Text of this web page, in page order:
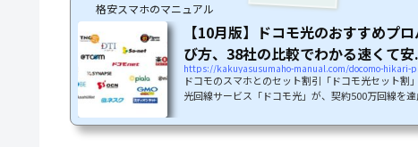
格安スマホのマニュアル
【10月版】ドコモ光のおすすめプ
び方、38社の比較でわかる速くて
https://kakuyasusumaho-manual.com/docomo-hikari-
ドコモのスマホとのセット割引「ドコモ光セット割
光回線サービス「ドコモ光」が、契約500万回線を達
く行っているようですが、ドコモ光の魅力は多くの